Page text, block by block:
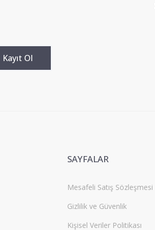
Kayıt Ol
SAYFALAR
Mesafeli Satış Sözleşmesi
Gizlilik ve Güvenlik
Kişisel Veriler Politikası